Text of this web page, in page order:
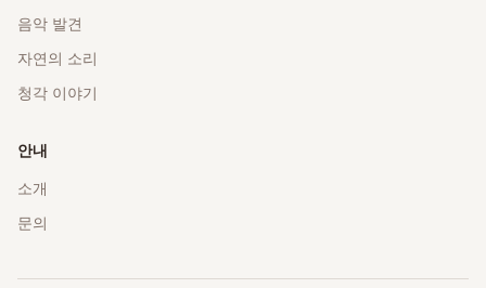
음악 발견
자연의 소리
청각 이야기
안내
소개
문의